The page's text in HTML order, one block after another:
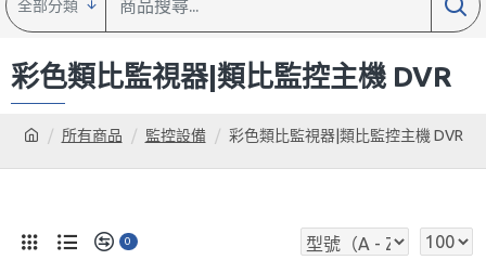
全部分類
所有商品 監控設備 彩色類比監視器|類比監控主機 DVR
彩色類比監視器|類比監控主機 DVR
0